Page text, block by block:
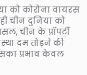
को कोरोना वायरस
चीन दुनिया को
चीन के प्रॉपर्टी
दम तोड़ने की
प्रभाव केवल